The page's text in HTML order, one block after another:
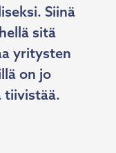
Siinä
sitä
yritysten
on jo
tiivistää.